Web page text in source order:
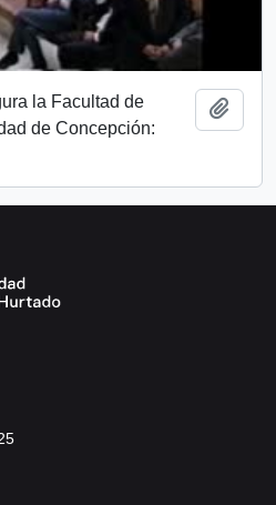
la Facultad de
de Concepción: